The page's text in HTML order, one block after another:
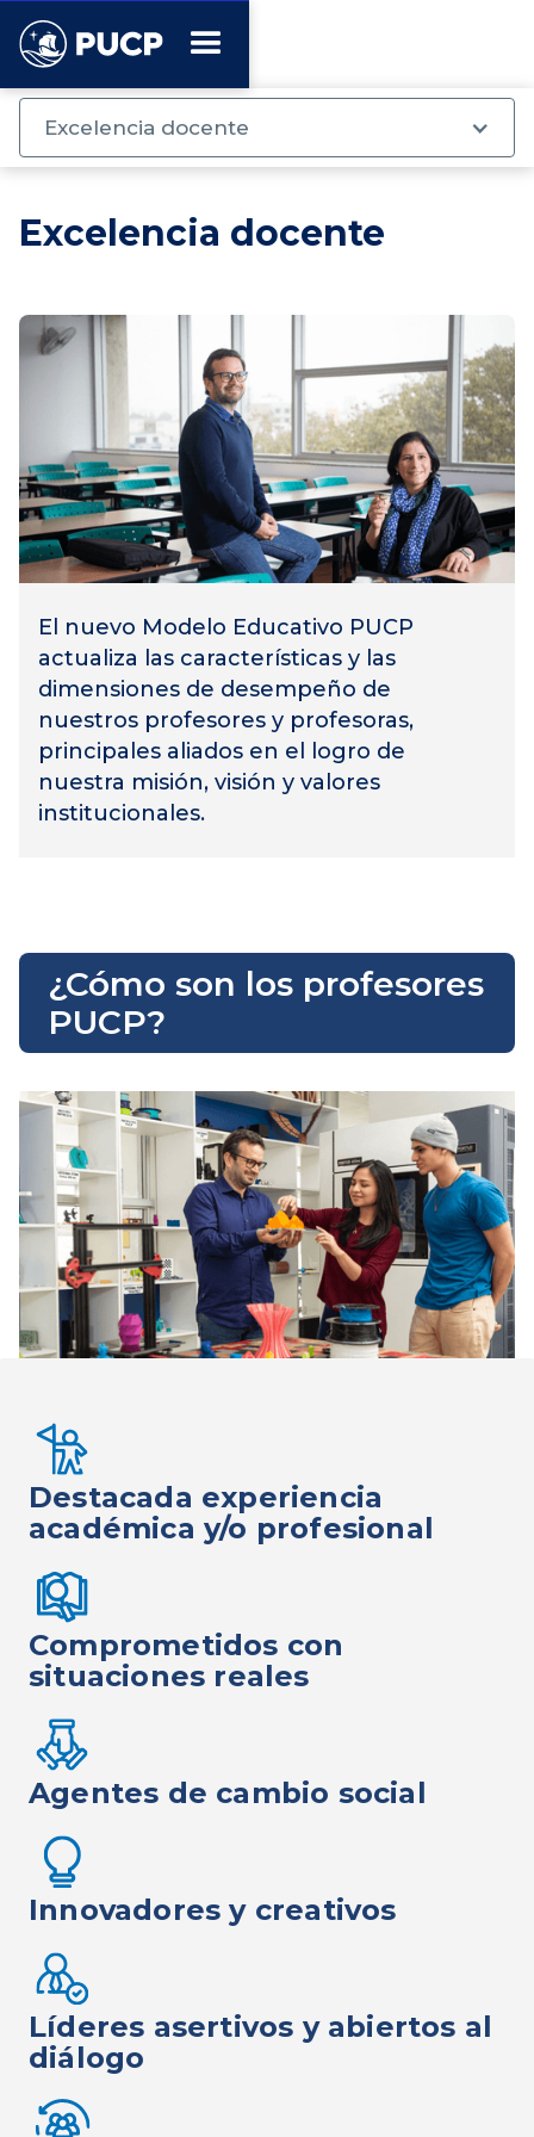
Excelencia docente
Excelencia docente
El nuevo Modelo Educativo PUCP
actualiza las características y las
dimensiones de desempeño de
nuestros profesores y profesoras,
principales aliados en el logro de
nuestra misión, visión y valores
institucionales.
¿Cómo son los profesores
PUCP?
Destacada experiencia
académica y/o profesional
Comprometidos con
situaciones reales
Agentes de cambio social
Innovadores y creativos
Líderes asertivos y abiertos al
diálogo